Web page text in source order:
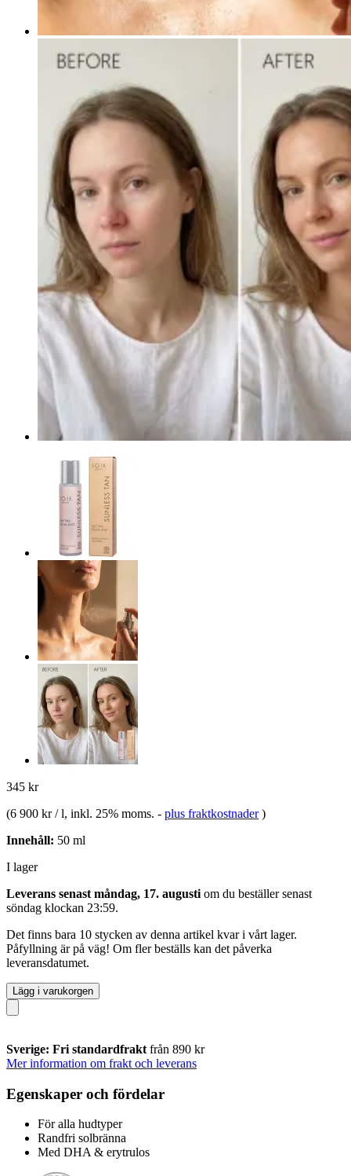
345 kr
(6 900 kr / l, inkl. 25% moms. - plus fraktkostnader )
Innehåll: 50 ml
I lager
Leverans senast måndag, 17. augusti om du beställer senast
söndag klockan 23:59.
Det finns bara 10 stycken av denna artikel kvar i vårt lager.
Påfyllning är på väg! Om fler beställs kan det påverka
leveransdatumet.
Lägg i varukorgen
Sverige: Fri standardfrakt från 890 kr
Mer information om frakt och leverans
Egenskaper och fördelar
För alla hudtyper
Randfri solbränna
Med DHA & erytrulos